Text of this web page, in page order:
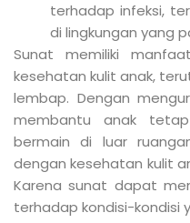
terhadap infeksi,
di lingkungan yang
Sunat memiliki
kesehatan kulit anak,
lembap. Dengan
membantu anak
bermain di luar
dengan kesehatan kulit
Karena sunat dapat
terhadap kondisi-kondisi